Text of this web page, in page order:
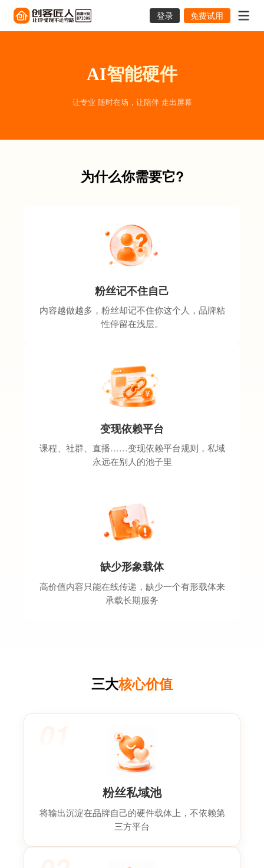
登录 免费试用
AI智能硬件
让专业 随时在场，让陪伴 走出屏幕
为什么你需要它?
粉丝记不住自己
内容越做越多，粉丝却记不住你这个人，品牌粘
性停留在浅层。
变现依赖平台
课程、社群、直播……变现依赖平台规则，私域
永远在别人的池子里
缺少形象载体
高价值内容只能在线传递，缺少一个有形载体来
承载长期服务
三大核心价值
粉丝私域池
将输出沉淀在品牌自己的硬件载体上，不依赖第
三方平台